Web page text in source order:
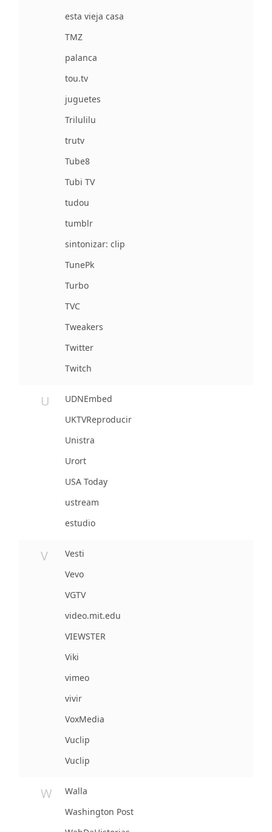
esta vieja casa
TMZ
palanca
tou.tv
juguetes
Trilulilu
trutv
Tube8
Tubi TV
tudou
tumblr
sintonizar: clip
TunePk
Turbo
TVC
Tweakers
Twitter
Twitch
U
UDNEmbed
UKTVReproducir
Unistra
Urort
USA Today
ustream
estudio
V
Vesti
Vevo
VGTV
video.mit.edu
VIEWSTER
Viki
vimeo
vivir
VoxMedia
Vuclip
Vuclip
W
Walla
Washington Post